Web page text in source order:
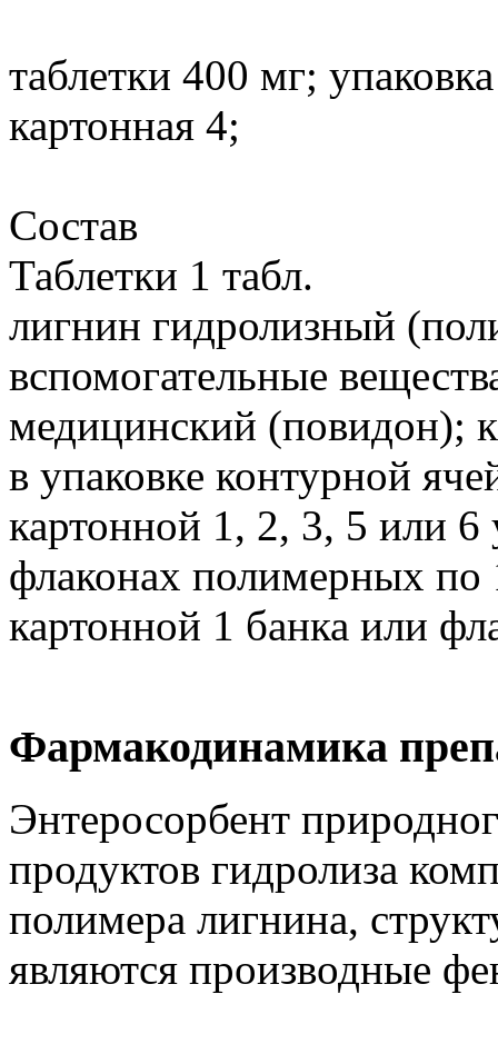
таблетки 400 мг;
картонная 4;
Состав
Таблетки 1 табл.
лигнин гидролизный
вспомогательные
медицинский (повидон);
в упаковке контурной
картонной 1, 2, 3, 5 или 6
флаконах полимерных по
картонной 1 банка или
Фармакодинамика
Энтеросорбент
продуктов гидролиза
полимера лигнина,
являются производные